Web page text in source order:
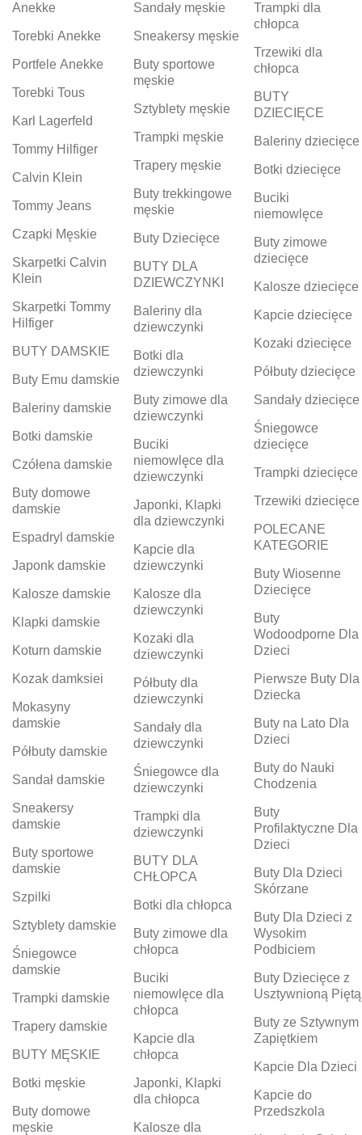
Anekke
Torebki Anekke
Portfele Anekke
Torebki Tous
Karl Lagerfeld
Tommy Hilfiger
Calvin Klein
Tommy Jeans
Czapki Męskie
Skarpetki Calvin
Klein
Skarpetki Tommy
Hilfiger
BUTY DAMSKIE
Buty Emu damskie
Baleriny damskie
Botki damskie
Czółena damskie
Buty domowe
damskie
Espadryl damskie
Japonk damskie
Kalosze damskie
Klapki damskie
Koturn damskie
Kozak damksiei
Mokasyny
damskie
Półbuty damskie
Sandał damskie
Sneakersy
damskie
Buty sportowe
damskie
Szpilki
Sztyblety damskie
Śniegowce
damskie
Trampki damskie
Trapery damskie
BUTY MĘSKIE
Botki męskie
Buty domowe
męskie
Sandały męskie
Sneakersy męskie
Buty sportowe
męskie
Sztyblety męskie
Trampki męskie
Trapery męskie
Buty trekkingowe
męskie
Buty Dziecięce
BUTY DLA
DZIEWCZYNKI
Baleriny dla
dziewczynki
Botki dla
dziewczynki
Buty zimowe dla
dziewczynki
Buciki
niemowlęce dla
dziewczynki
Japonki, Klapki
dla dziewczynki
Kapcie dla
dziewczynki
Kalosze dla
dziewczynki
Kozaki dla
dziewczynki
Półbuty dla
dziewczynki
Sandały dla
dziewczynki
Śniegowce dla
dziewczynki
Trampki dla
dziewczynki
BUTY DLA
CHŁOPCA
Botki dla chłopca
Buty zimowe dla
chłopca
Buciki
niemowlęce dla
chłopca
Kapcie dla
chłopca
Japonki, Klapki
dla chłopca
Kalosze dla
Trampki dla
chłopca
Trzewiki dla
chłopca
BUTY
DZIECIĘCE
Baleriny dziecięce
Botki dziecięce
Buciki
niemowlęce
Buty zimowe
dziecięce
Kalosze dziecięce
Kapcie dziecięce
Kozaki dziecięce
Półbuty dziecięce
Sandały dziecięce
Śniegowce
dziecięce
Trampki dziecięce
Trzewiki dziecięce
POLECANE
KATEGORIE
Buty Wiosenne
Dziecięce
Buty
Wodoodporne Dla
Dzieci
Pierwsze Buty Dla
Dziecka
Buty na Lato Dla
Dzieci
Buty do Nauki
Chodzenia
Buty
Profilaktyczne Dla
Dzieci
Buty Dla Dzieci
Skórzane
Buty Dla Dzieci z
Wysokim
Podbiciem
Buty Dziecięce z
Usztywnioną Piętą
Buty ze Sztywnym
Zapiętkiem
Kapcie Dla Dzieci
Kapcie do
Przedszkola